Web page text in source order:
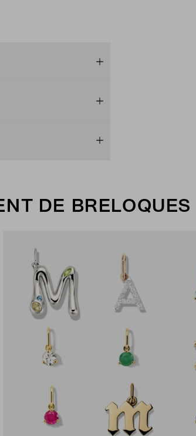
DE BRELOQUES